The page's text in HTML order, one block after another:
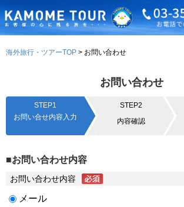
海外旅行・ツアーTOP お問い合わせ
お問い合わせ
STEP1
お問い合せ内容入力
STEP2
内容確認
■お問い合わせ内容
お問い合わせ内容
メール